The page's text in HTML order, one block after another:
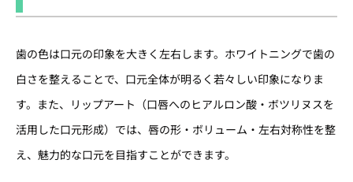
歯の色は口元の印象を大きく左右します。ホワイトニングで歯の
白さを整えることで、口元全体が明るく若々しい印象になりま
す。また、リップアート（口唇へのヒアルロン酸・ボツリヌスを
活用した口元形成）では、唇の形・ボリューム・左右対称性を整
え、魅力的な口元を目指すことができます。